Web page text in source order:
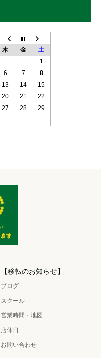
木 金
土
1
6 7
8
13 14
15
20 21
22
27 28
29
【移転のお知らせ】
ブログ
スクール
営業時間・地図
店休日
お問い合わせ